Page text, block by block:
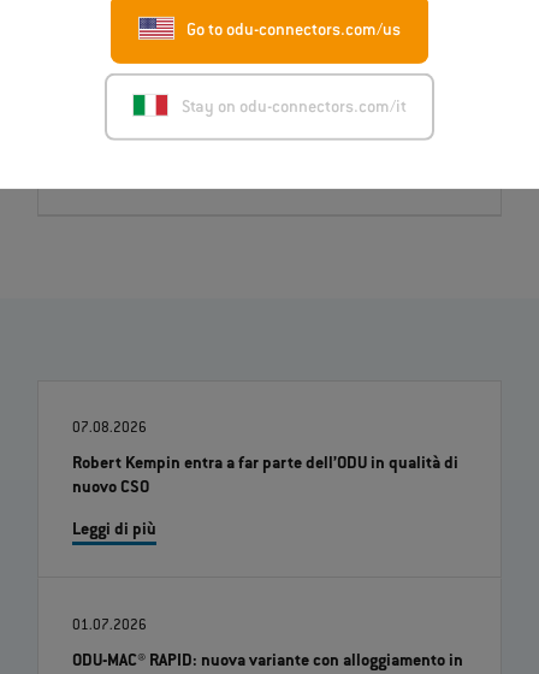
Go to odu-connectors.com/us
Stay on odu-connectors.com/it
English (PDF)
Deutsch (PDF)
Italiano (PDF)
07.08.2026
Robert Kempin entra a far parte dell’ODU in qualità di
nuovo CSO
Leggi di più
01.07.2026
ODU-MAC® RAPID: nuova variante con alloggiamento in